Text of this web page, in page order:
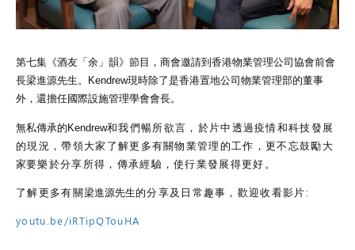
第七集《酒友「余」韻》節目，商會邀請到香港物業管理公司協會前會
長梁進源先生。Kendrew現時除了是香港置地公司物業管理部的董事
外，還擔任國際設施管理學會會長。
無私傳承的Kendrew和我們暢所欲言， 於片中透過疫情和科技發展
的現況，帶領大家了解更多有關物業管理的工作，更不忘鼓勵 大
家要樂於分享所得，傳承經驗，使行業發展得更好。
了解更多有關梁進源先生的分享及日常趣事，歡迎收看影片:
youtu.be/iRTipQTouHA